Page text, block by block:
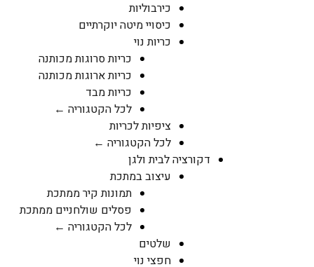
כירבוליות
כיסויי מיטה יוקרתיים
כריות נוי
כריות סרוגות מכותנה
כריות ארוגות מכותנה
כריות מבד
לכל הקטגוריה ←
ציפיות לכריות
לכל הקטגוריה ←
דקורציה לבית ולגן
עיצוב במתכת
תמונות קיר ממתכת
פסלים שולחניים ממתכת
לכל הקטגוריה ←
שלטים
חפצי נוי